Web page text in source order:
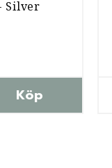
Silver
Köp